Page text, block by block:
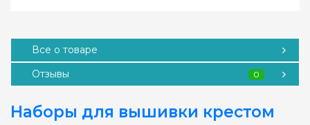
Все о товаре
Отзывы
0
Наборы для вышивки крестом